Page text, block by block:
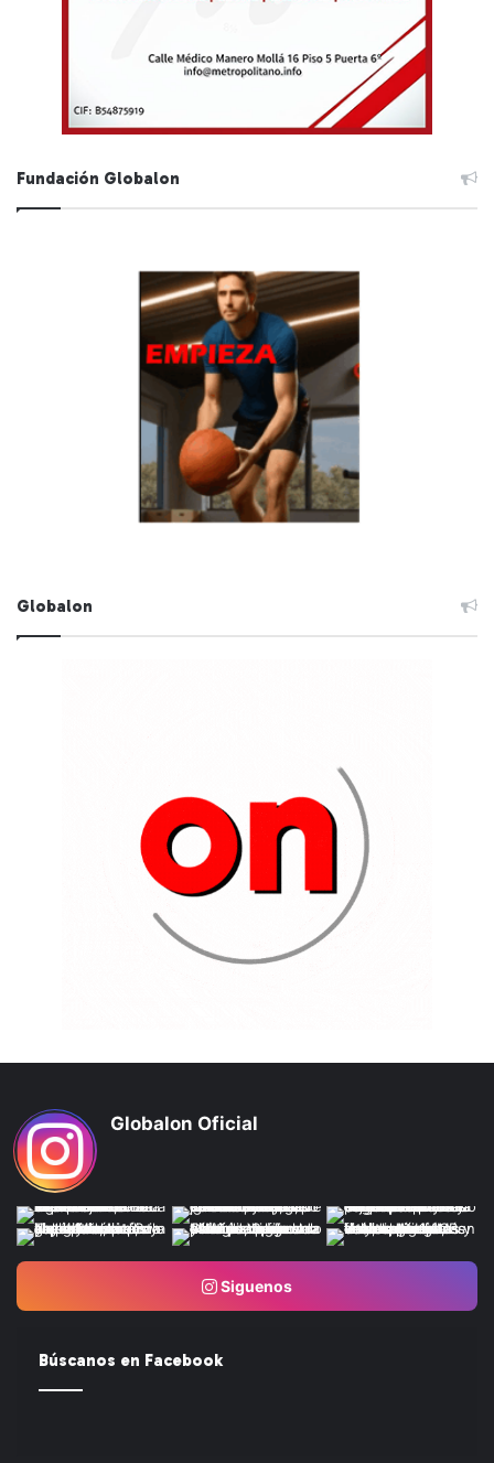
Fundación Globalon
Globalon
Globalon Oficial
Siguenos
Búscanos en Facebook